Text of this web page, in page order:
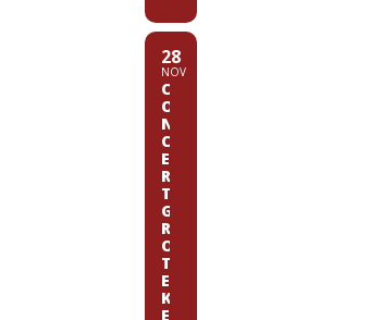
28
NOV
C
O
N
C
E
R
T
G
R
O
T
E
K
E